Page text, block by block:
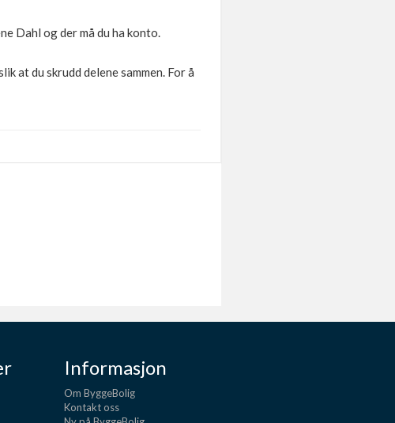
Dahl og der må du ha konto.
at du skrudd delene sammen. For å
Informasjon
Om ByggeBolig
Kontakt oss